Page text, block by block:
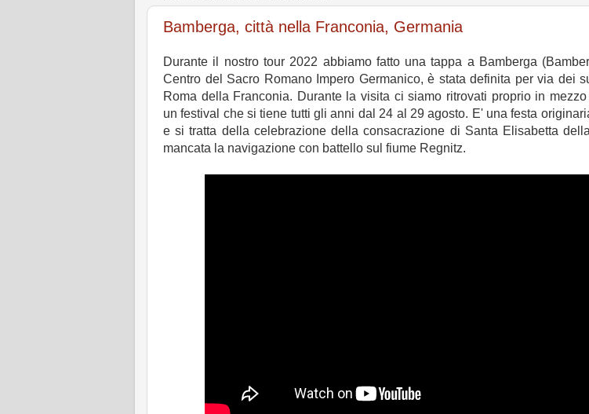
Bamberga, città nella Franconia, Germania
Durante il nostro tour 2022 abbiamo fatto una tappa a Bamberga
Centro del Sacro Romano Impero Germanico, è stata definita per via dei
Roma della Franconia. Durante la visita ci siamo ritrovati proprio in
un festival che si tiene tutti gli anni dal 24 al 29 agosto. E' una festa
e si tratta della celebrazione della consacrazione di Santa Elisabetta
mancata la navigazione con battello sul fiume Regnitz.